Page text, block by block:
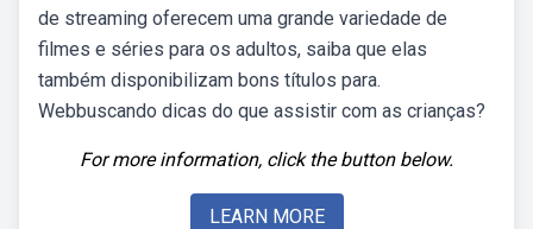
de streaming oferecem uma grande variedade de
filmes e séries para os adultos, saiba que elas
também disponibilizam bons títulos para.
Webbuscando dicas do que assistir com as crianças?
For more information, click the button below.
LEARN MORE